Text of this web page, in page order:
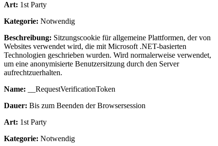
Art: 1st Party
Kategorie: Notwendig
Beschreibung: Sitzungscookie für allgemeine Plattformen, der von
Websites verwendet wird, die mit Microsoft .NET-basierten
Technologien geschrieben wurden. Wird normalerweise verwendet,
um eine anonymisierte Benutzersitzung durch den Server
aufrechtzuerhalten.
Name: __RequestVerificationToken
Dauer: Bis zum Beenden der Browsersession
Art: 1st Party
Kategorie: Notwendig